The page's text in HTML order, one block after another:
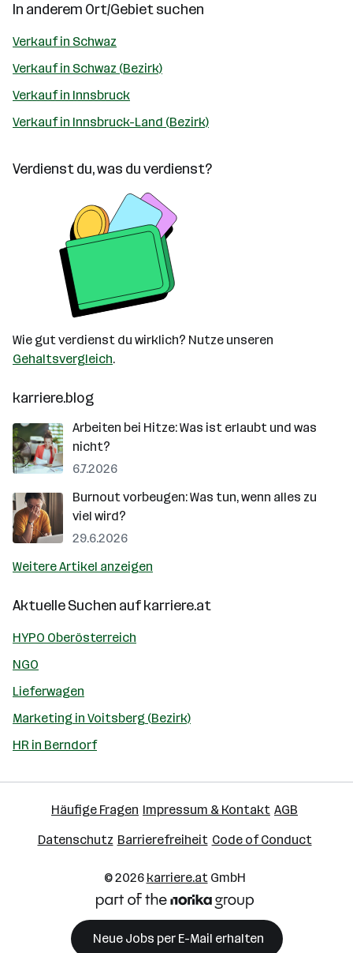
In anderem Ort/Gebiet suchen
Verkauf in Schwaz
Verkauf in Schwaz (Bezirk)
Verkauf in Innsbruck
Verkauf in Innsbruck-Land (Bezirk)
Verdienst du, was du verdienst?
Wie gut verdienst du wirklich? Nutze unseren
Gehaltsvergleich.
karriere.blog
Arbeiten bei Hitze: Was ist erlaubt und was
nicht?
6.7.2026
Burnout vorbeugen: Was tun, wenn alles zu
viel wird?
29.6.2026
Weitere Artikel anzeigen
Aktuelle Suchen aufkarriere.at
HYPO Oberösterreich
NGO
Lieferwagen
Marketing in Voitsberg (Bezirk)
HR in Berndorf
Häufige Fragen Impressum & Kontakt AGB
Datenschutz Barrierefreiheit Code of Conduct
© 2026 karriere.atGmbH
Neue Jobs per E-Mail erhalten